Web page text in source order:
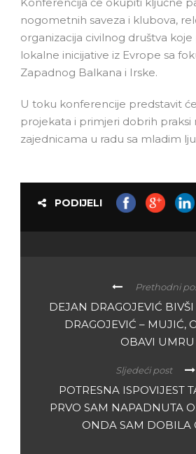
Konferencija će okupiti ključne
nogometnih saveza i klubova,
organizacija civilnog društva
lokalne inicijative iz Evrope sa
Zapadnog Balkana i Irske.
U toku konferencije predstavit
projekata i primjeri dobrih praksi
zajednicama u radu sa mladim
PODIJELI
Prethodni
DEJAN DRAGOJEVIĆ
DRAGOJEVIĆ – MUJIĆ,
OBAVI UMRU
Sljedeći post
POTRESNA ISPOVIJEST
PRVO SAM NAPADNUTA
ONDA SAM DOBILA